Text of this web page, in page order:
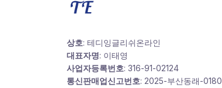
상호: 테디잉글리쉬온라인
대표자명: 이태영
사업자등록번호: 316-91-02124
통신판매업신고번호: 2025-부산동래-0180